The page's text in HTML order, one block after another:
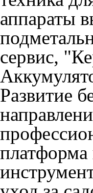
аппараты
сервис,
Развитие
платформа